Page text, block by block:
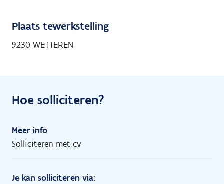
Plaats tewerkstelling
9230 WETTEREN
Hoe solliciteren?
Meer info
Solliciteren met cv
Je kan solliciteren via: